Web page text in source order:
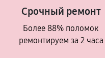
Срочный ремонт
Более 88% поломок
ремонтируем за 2 часа